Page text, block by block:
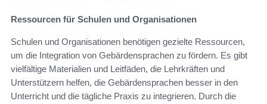
Ressourcen für Schulen und Organisationen
Schulen und Organisationen benötigen gezielte Ressourcen,
um die Integration von Gebärdensprachen zu fördern. Es gibt
vielfältige Materialien und Leitfäden, die Lehrkräften und
Unterstützern helfen, die Gebärdensprachen besser in den
Unterricht und die tägliche Praxis zu integrieren. Durch die